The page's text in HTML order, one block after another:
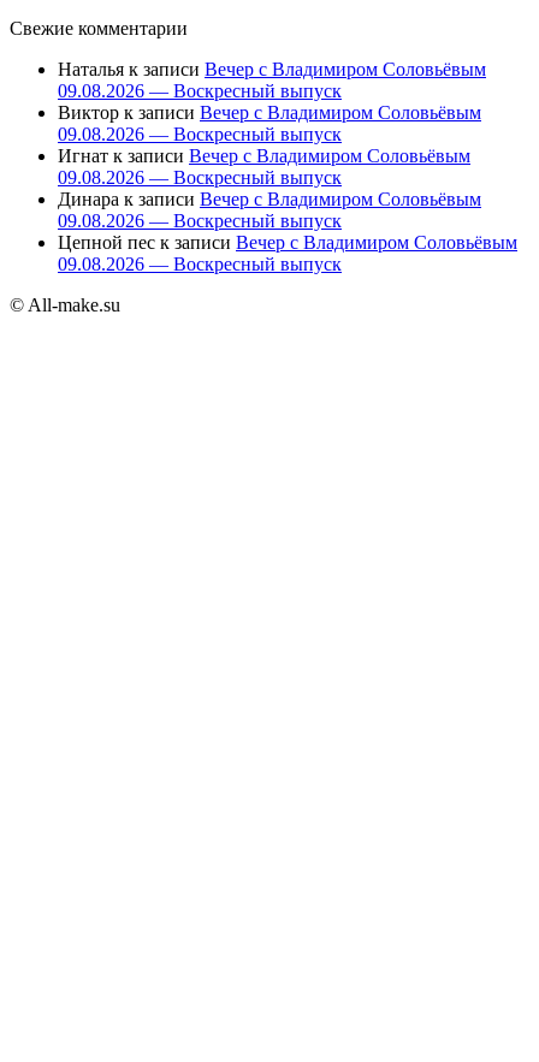
Свежие комментарии
Наталья к записи Вечер с Владимиром Соловьёвым
09.08.2026 — Воскресный выпуск
Виктор к записи Вечер с Владимиром Соловьёвым
09.08.2026 — Воскресный выпуск
Игнат к записи Вечер с Владимиром Соловьёвым
09.08.2026 — Воскресный выпуск
Динара к записи Вечер с Владимиром Соловьёвым
09.08.2026 — Воскресный выпуск
Цепной пес к записи Вечер с Владимиром Соловьёвым
09.08.2026 — Воскресный выпуск
© All-make.su